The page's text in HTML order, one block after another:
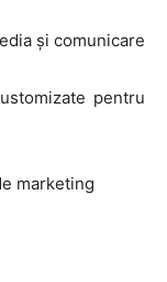
și comunicare
pentru
marketing